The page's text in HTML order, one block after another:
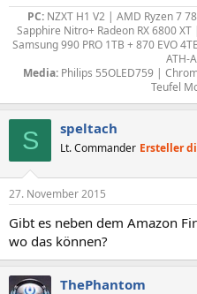
PC: NZXT H1 V2 | AMD Ryzen 7
Sapphire Nitro+ Radeon RX 6800
Samsung 990 PRO 1TB + 870 EVO
ATH-
Media: Philips 55OLED759 |
Teufel
S speltach
Lt. Commander Ersteller
27. November 2015
Gibt es neben dem Amazon
wo das können?
ThePhantom